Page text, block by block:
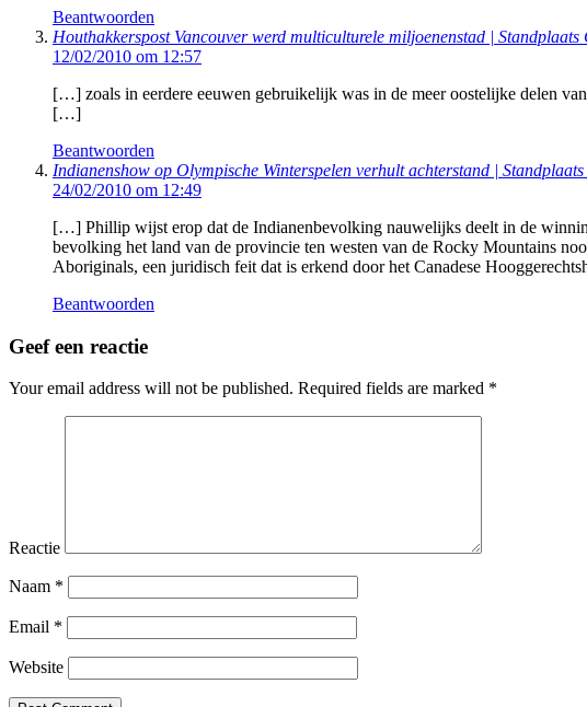
Beantwoorden
Houthakkerspost Vancouver werd multiculturele miljoenenstad | Standplaats
12/02/2010 om 12:57
[…] zoals in eerdere eeuwen gebruikelijk was in de meer oostelijke delen
[…]
Beantwoorden
Indianenshow op Olympische Winterspelen verhult achterstand |
24/02/2010 om 12:49
[…] Phillip wijst erop dat de Indianenbevolking nauwelijks deelt in de
bevolking het land van de provincie ten westen van de Rocky Mountains
Aboriginals, een juridisch feit dat is erkend door het Canadese
Beantwoorden
Geef een reactie
Your email address will not be published. Required fields are marked *
Reactie
Naam *
Email *
Website